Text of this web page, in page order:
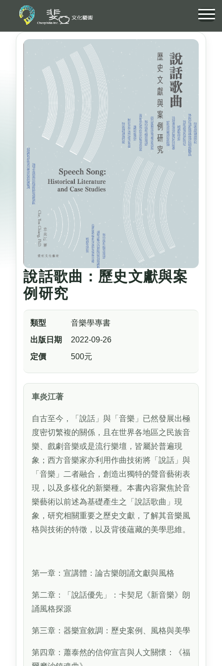
說話歌曲：歷史文獻與案
例研究
類型
音樂學專書
出版日期
2022-09-26
定價
500元
車炎江著
自古至今，「說話」與「音樂」已然發展出極
度密切繁複的關係，且在世界各地區之民族音
樂、戲劇音樂或是流行樂壇，皆屬於普遍現
象；西方音樂家亦利用作曲技術將「說話」與
「音樂」二者融合，創造出獨特的聲音藝術表
現，以及多樣化的新樂種。本書內容聚焦於音
樂藝術以前述為基礎產生之「說話歌曲」現
象，研究相關重要之歷史文獻，了解其音樂風
格與技術的特徵，以及背後蘊藏的美學思維。
第一章：宣講體：論古樂朗誦文獻與風格
第二章：「說話優先」：卡契尼《新音樂》朗
誦風格探源
第三章：器樂宣敘調：歷史案例、風格與美學
第四章：蕭泰然的信仰宣言與人文關懷：《福